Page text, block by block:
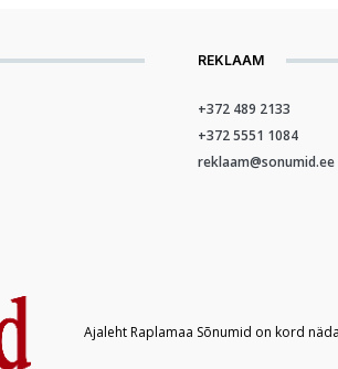
REKLAAM
+372 489 2133
+372 5551 1084
reklaam@sonumid.ee
Ajaleht Raplamaa Sõnumid on kord